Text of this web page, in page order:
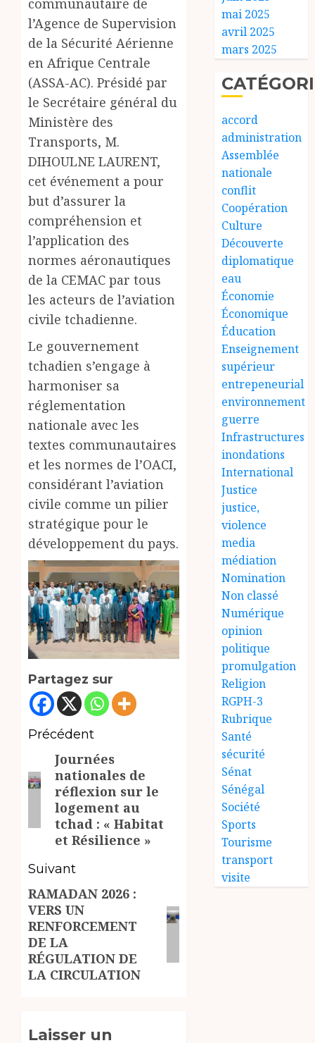
communautaire de
l’Agence de Supervision
de la Sécurité Aérienne
en Afrique Centrale
(ASSA-AC). Présidé par
le Secrétaire général du
Ministère des
Transports, M.
DIHOULNE LAURENT,
cet événement a pour
but d’assurer la
compréhension et
l’application des
normes aéronautiques
de la CEMAC par tous
les acteurs de l’aviation
civile tchadienne.
Le gouvernement
tchadien s’engage à
harmoniser sa
réglementation
nationale avec les
textes communautaires
et les normes de l’OACI,
considérant l’aviation
civile comme un pilier
stratégique pour le
développement du pays.
Partagez sur
Navigation
d’article
Précédent
Article
précédent:
Journées
nationales de
réflexion sur le
logement au
tchad : « Habitat
et Résilience »
Suivant
Article
suivant:
RAMADAN 2026 :
VERS UN
RENFORCEMENT
DE LA
RÉGULATION DE
LA CIRCULATION
Laisser un
mai 2025
avril 2025
mars 2025
accord
administration
Assemblée
nationale
conflit
Coopération
Culture
Découverte
diplomatique
eau
Économie
Économique
Éducation
Enseignement
supérieur
entrepeneurial
environnement
guerre
Infrastructures
inondations
International
Justice
justice,
violence
media
médiation
Nomination
Non classé
Numérique
opinion
politique
promulgation
Religion
RGPH-3
Rubrique
Santé
sécurité
Sénat
Sénégal
Société
Sports
Tourisme
transport
visite